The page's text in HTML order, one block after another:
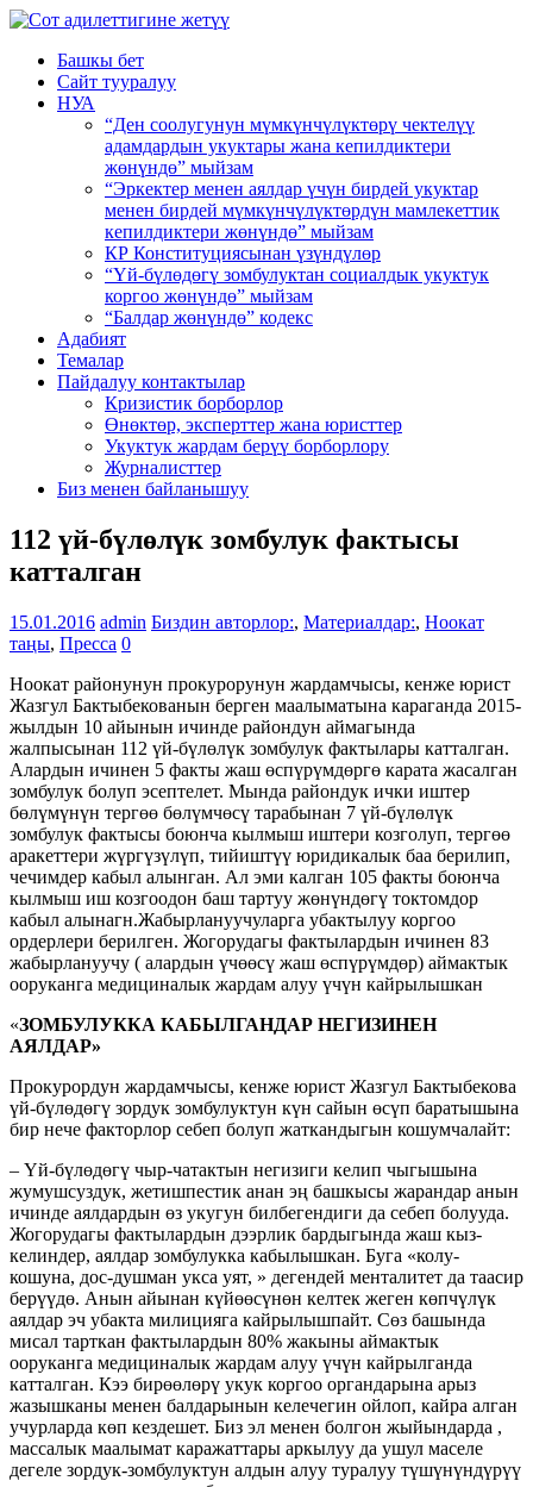
Башкы бет
Сайт тууралуу
НУА
“Ден соолугунун мүмкүнчүлүктөрү чектелүү
адамдардын укуктары жана кепилдиктери
жөнүндө” мыйзам
“Эркектер менен аялдар үчүн бирдей укуктар
менен бирдей мүмкүнчүлүктөрдүн мамлекеттик
кепилдиктери жөнүндө” мыйзам
КР Конституциясынан үзүндүлөр
“Үй-бүлөдөгү зомбулуктан социалдык укуктук
коргоо жөнүндө” мыйзам
“Балдар жөнүндө” кодекс
Адабият
Темалар
Пайдалуу контактылар
Кризистик борборлор
Өнөктөр, эксперттер жана юристтер
Укуктук жардам берүү борборлору
Журналисттер
Биз менен байланышуу
112 үй-бүлөлүк зомбулук фактысы
катталган
15.01.2016 admin Биздин авторлор:, Материалдар:, Ноокат
таңы, Пресса 0
Ноокат районунун прокурорунун жардамчысы, кенже юрист
Жазгул Бактыбекованын берген маалыматына караганда 2015-
жылдын 10 айынын ичинде райондун аймагында
жалпысынан 112 үй-бүлөлүк зомбулук фактылары катталган.
Алардын ичинен 5 факты жаш өспүрүмдөргө карата жасалган
зомбулук болуп эсептелет. Мында райондук ички иштер
бөлүмүнүн тергөө бөлүмчөсү тарабынан 7 үй-бүлөлүк
зомбулук фактысы боюнча кылмыш иштери козголуп, тергөө
аракеттери жүргүзүлүп, тийиштүү юридикалык баа берилип,
чечимдер кабыл алынган. Ал эми калган 105 факты боюнча
кылмыш иш козгоодон баш тартуу жөнүндөгү токтомдор
кабыл алынагн.Жабырлануучуларга убактылуу коргоо
ордерлери берилген. Жогорудагы фактылардын ичинен 83
жабырлануучу ( алардын үчөөсү жаш өспүрүмдөр) аймактык
ооруканга медициналык жардам алуу үчүн кайрылышкан
«ЗОМБУЛУККА КАБЫЛГАНДАР НЕГИЗИНЕН
АЯЛДАР»
Прокурордун жардамчысы, кенже юрист Жазгул Бактыбекова
үй-бүлөдөгү зордук зомбулуктун күн сайын өсүп баратышына
бир нече факторлор себеп болуп жаткандыгын кошумчалайт:
– Үй-бүлөдөгү чыр-чатактын негизиги келип чыгышына
жумушсуздук, жетишпестик анан эң башкысы жарандар анын
ичинде аялдардын өз укугун билбегендиги да себеп болууда.
Жогорудагы фактылардын дээрлик бардыгында жаш кыз-
келиндер, аялдар зомбулукка кабылышкан. Буга «колу-
кошуна, дос-душман укса уят, » дегендей менталитет да таасир
берүүдө. Анын айынан күйөөсүнөн келтек жеген көпчүлүк
аялдар эч убакта милицияга кайрылышпайт. Сөз башында
мисал тарткан фактылардын 80% жакыны аймактык
ооруканга медициналык жардам алуу үчүн кайрылганда
катталган. Кээ бирөөлөрү укук коргоо органдарына арыз
жазышканы менен балдарынын келечегин ойлоп, кайра алган
учурларда көп кездешет. Биз эл менен болгон жыйындарда ,
массалык маалымат каражаттары аркылуу да ушул маселе
дегеле зордук-зомбулуктун алдын алуу туралуу түшүнүндүрүү